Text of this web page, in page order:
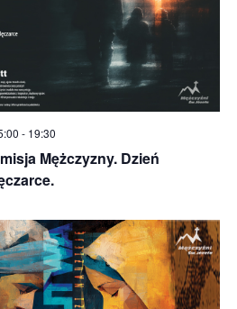
Mężczyzny. Dzień
- 19:30